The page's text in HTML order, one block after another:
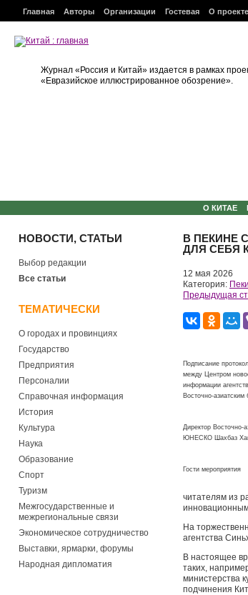
Главная Авторы Организации Гостевая О проекте
Журнал «Россия и Китай» издается в рамках
«Евразийское иллюстрированное обозрение».
О КИТАЕ
НОВОСТИ, СТАТЬИ
Выбор редакции
Все статьи
ТЕМАТИЧЕСКИ
О городах и провинциях
Государство
Предприятия
Персоналии
Справочная информация
История
Культура
Наука
Образование
Спорт
Туризм
Межгосударственные и
межрегиональные связи
Экономическое сотрудничество
Выставки, ярмарки, форумы
Народная дипломатия
В ПЕКИНЕ
ДЛЯ СЕБЯ
12 мая 2026
Категория:
Предыдущая
Подписание
между Центром
информации
Восточно-
Директор Восточно-
ЮНЕСКО Шахбаз
Гости мероприятия
читателям из
На
агентства
В настоящее
таких,
министерства
подчинения